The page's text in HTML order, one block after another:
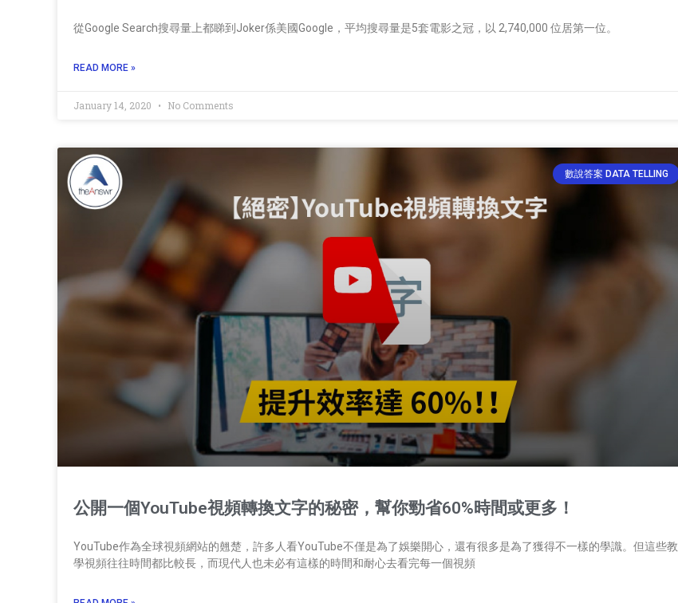
從Google Search搜尋量上都睇到Joker係美國Google，平均搜尋量是5套電影之冠，以 2,740,000 位居第一位。
READ MORE »
January 14, 2020 No Comments
數說答案 DATA TELLING
公開一個YouTube視頻轉換文字的秘密，幫你勁省60%時間或更多！
YouTube作為全球視頻網站的翹楚，許多人看YouTube不僅是為了娛樂開心，還有很多是為了獲得不一樣的學識。但這些教
學視頻往往時間都比較長，而現代人也未必有這樣的時間和耐心去看完每一個視頻